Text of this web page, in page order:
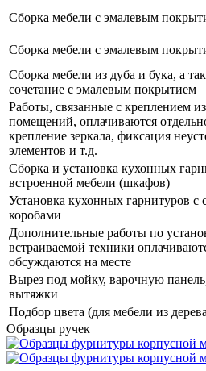
Сборка мебели с эмалевым
Сборка мебели с эмалевым
Сборка мебели из дуба и бука, а
сочетание с эмалевым покрытием
Работы, связанные с креплением
помещений, оплачиваются
крепление зеркала, фиксация
элементов и т.д.
Сборка и установка кухонных
встроенной мебели (шкафов)
Установка кухонных гарнитуров с
коробами
Дополнительные работы по
встраиваемой техники
обсуждаются на месте
Вырез под мойку, варочную
вытяжки
Подбор цвета (для мебели из
Образцы ручек